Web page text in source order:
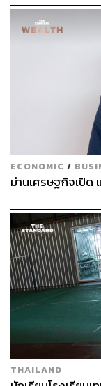
ECONOMIC /
ม่านเศรษฐกิจเปิด
THAILAND